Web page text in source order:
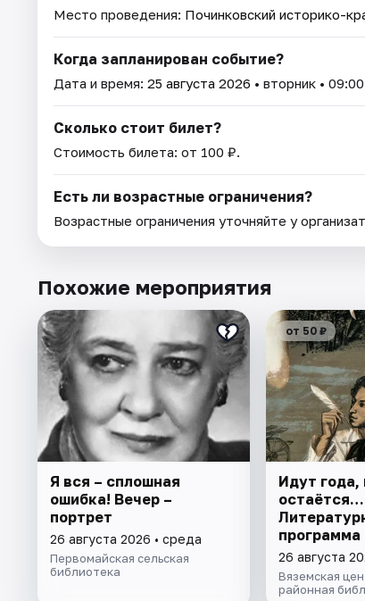
Место проведения: Починковский историко-
Когда запланирован событие?
Дата и время: 25 августа 2026 • вторник •
Сколько стоит билет?
Стоимость билета: от 100 ₽.
Есть ли возрастные ограничения?
Возрастные ограничения уточняйте у
Похожие мероприятия
Я вся – сплошная
ошибка! Вечер –
портрет
26 августа 2026 • среда
Первомайская сельская
библиотека
от 50 ₽
Идут
остаётся…
программа
26 августа
Вяземская
районная